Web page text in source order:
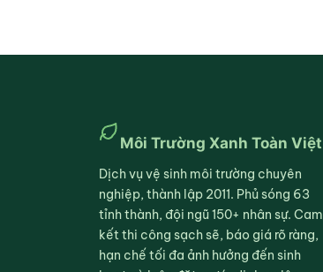
Môi Trường Xanh Toàn Việt
Dịch vụ vệ sinh môi trường chuyên
nghiệp, thành lập 2011. Phủ sóng 63
tỉnh thành, đội ngũ 150+ nhân sự. Cam
kết thi công sạch sẽ, báo giá rõ ràng,
hạn chế tối đa ảnh hưởng đến sinh